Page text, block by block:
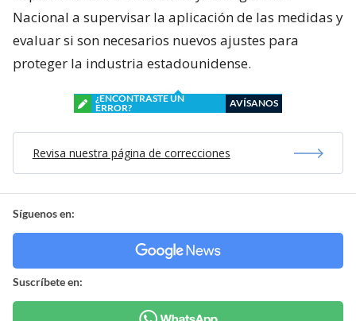
Nacional a supervisar la aplicación de las medidas y
evaluar si son necesarios nuevos ajustes para
proteger la industria estadounidense.
¿ENCONTRASTE UN
ERROR?
AVÍSANOS
Revisa nuestra página de correcciones
Síguenos en:
Suscríbete en: